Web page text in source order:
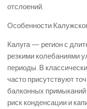
отслоений.
Особенности
Калуга — регион с
резкими колебаниями
периоды. В
часто присутствуют
балконных примыканий
риск конденсации и